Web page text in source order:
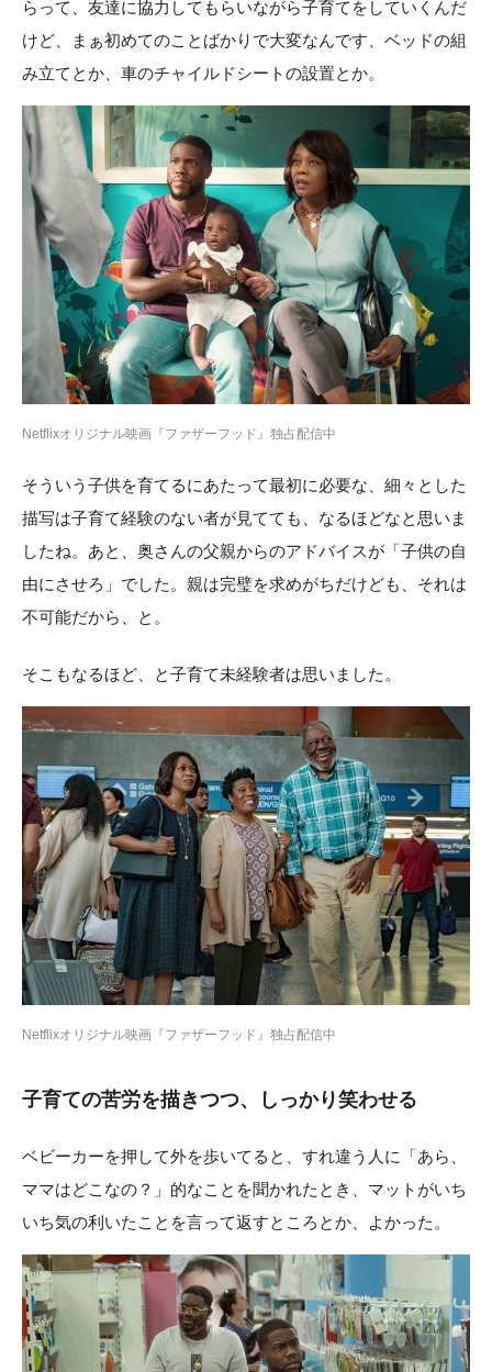
らって、友達に協力してもらいながら子育てをしていくんだ
けど、まぁ初めてのことばかりで大変なんです、ベッドの組
み立てとか、車のチャイルドシートの設置とか。
Netflixオリジナル映画『ファザーフッド』独占配信中
そういう子供を育てるにあたって最初に必要な、細々とした
描写は子育て経験のない者が見てても、なるほどなと思いま
したね。あと、奥さんの父親からのアドバイスが「子供の自
由にさせろ」でした。親は完璧を求めがちだけども、それは
不可能だから、と。
そこもなるほど、と子育て未経験者は思いました。
Netflixオリジナル映画『ファザーフッド』独占配信中
子育ての苦労を描きつつ、しっかり笑わせる
ベビーカーを押して外を歩いてると、すれ違う人に「あら、
ママはどこなの？」的なことを聞かれたとき、マットがいち
いち気の利いたことを言って返すところとか、よかった。